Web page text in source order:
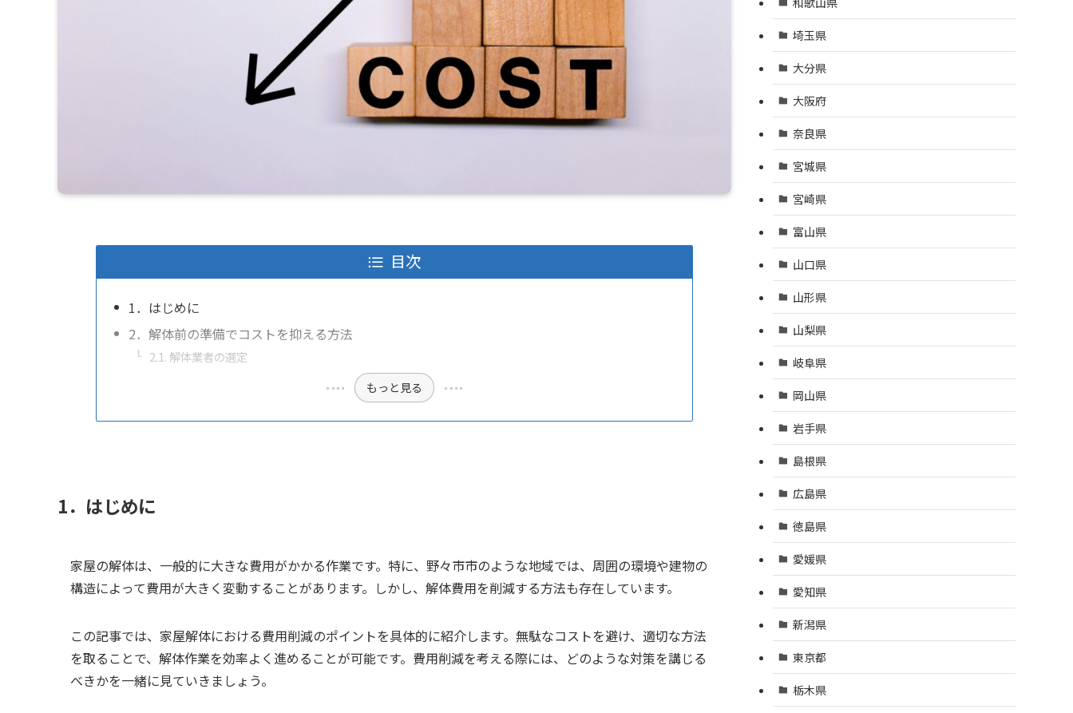
目次
1．はじめに
2．解体前の準備でコストを抑える方法
2.1. 解体業者の選定
もっと見る
1．はじめに
家屋の解体は、一般的に大きな費用がかかる作業です。特に、野々市市のような地域では、周囲の環境や建物の
構造によって費用が大きく変動することがあります。しかし、解体費用を削減する方法も存在しています。
この記事では、家屋解体における費用削減のポイントを具体的に紹介します。無駄なコストを避け、適切な方法
を取ることで、解体作業を効率よく進めることが可能です。費用削減を考える際には、どのような対策を講じる
べきかを一緒に見ていきましょう。
埼玉県
大分県
大阪府
奈良県
宮城県
宮崎県
富山県
山口県
山形県
山梨県
岐阜県
岡山県
岩手県
島根県
広島県
徳島県
愛媛県
愛知県
新潟県
東京都
栃木県